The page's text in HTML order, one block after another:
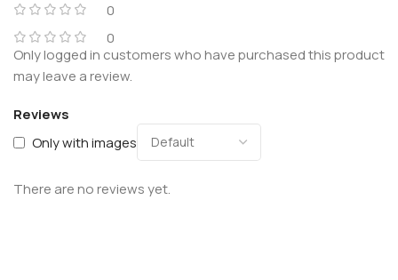
0
0
Reviews
Only with images
There are no reviews yet.
Only logged in customers who have purchased this product
may leave a review.